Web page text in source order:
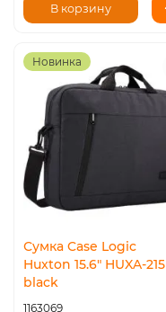
В корзину
Новинка
Сумка Case Logic
Huxton 15.6" HUXA-215
black
1163069